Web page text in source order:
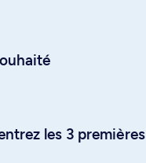
les 3